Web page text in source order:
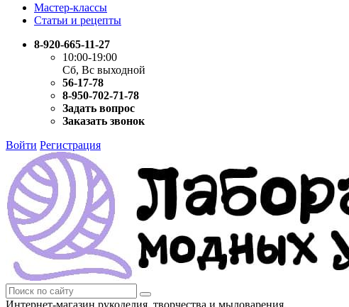
Мастер-классы
Статьи и рецепты
8-920-665-11-27
10:00-19:00
Сб, Вс выходной
56-17-78
8-950-702-71-78
Задать вопрос
Заказать звонок
Войти Регистрация
Интернет-магазин рукоделия, творчества и мыловарения.